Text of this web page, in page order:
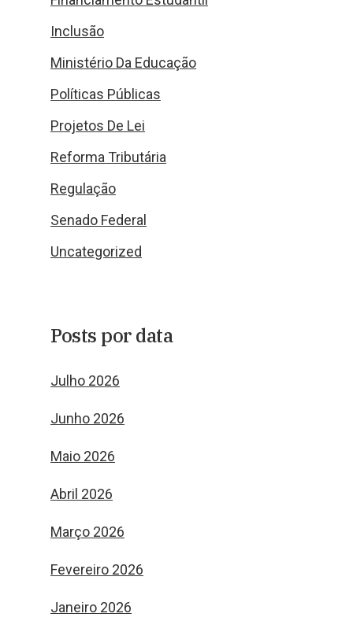
Inclusão
Ministério Da Educação
Políticas Públicas
Projetos De Lei
Reforma Tributária
Regulação
Senado Federal
Uncategorized
Posts por data
Julho 2026
Junho 2026
Maio 2026
Abril 2026
Março 2026
Fevereiro 2026
Janeiro 2026